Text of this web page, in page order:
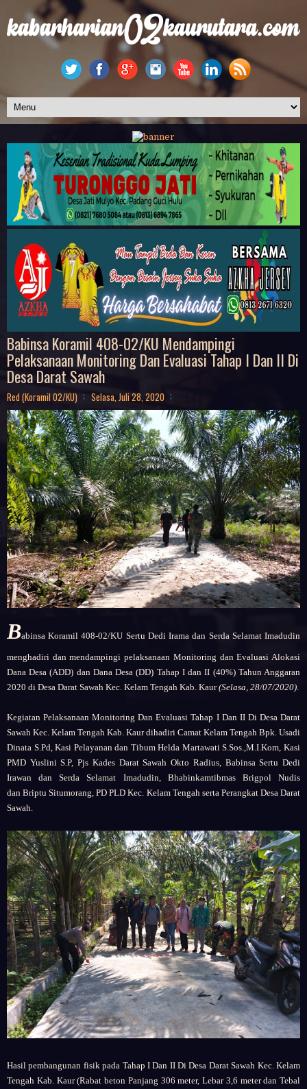
Babinsa Koramil 408-02/KU Mendampingi
Pelaksanaan Monitoring Dan Evaluasi Tahap I Dan II Di
Desa Darat Sawah
Red (Koramil 02/KU) Selasa, Juli 28, 2020
Babinsa Koramil 408-02/KU Sertu Dedi Irama dan Serda Selamat Imadudin
menghadiri dan mendampingi pelaksanaan Monitoring dan Evaluasi Alokasi
Dana Desa (ADD) dan Dana Desa (DD) Tahap I dan II (40%) Tahun Anggaran
2020 di Desa Darat Sawah Kec. Kelam Tengah Kab. Kaur(Selasa, 28/07/2020)
KegiatanPelaksanaan Monitoring Dan Evaluasi Tahap I Dan II Di Desa Darat
Sawah Kec. Kelam Tengah Kab. Kaurdihadiri Camat Kelam Tengah Bpk. Usadi
Dinata S.Pd,Kasi Pelayanan dan Tibum Helda Martawati S.Sos.,M.I.Kom,Kasi
PMD Yuslini S.P,Pjs Kades Darat Sawah Okto Radius, BabinsaSertu Dedi
Irawan danSerda Selamat Imadudin, Bhabinkamtibmas Brigpol Nudis
danBriptu Situmorang,PD PLD Kec. Kelam Tengah serta Perangkat Desa Darat
Sawah.
Hasil pembangunan fisik pada Tahap I Dan II Di Desa Darat Sawah Kec. Kelam
Tengah Kab. Kaur (Rabat beton Panjang 306 meter, Lebar 3,6 meter dan Tebal